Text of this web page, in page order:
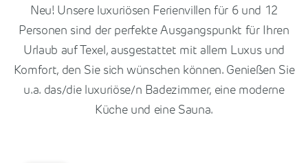
Neu! Unsere luxuriösen Ferienvillen für 6 und 12
Personen sind der perfekte Ausgangspunkt für Ihren
Urlaub auf Texel, ausgestattet mit allem Luxus und
Komfort, den Sie sich wünschen können. Genießen Sie
u.a. das/die luxuriöse/n Badezimmer, eine moderne
Küche und eine Sauna.